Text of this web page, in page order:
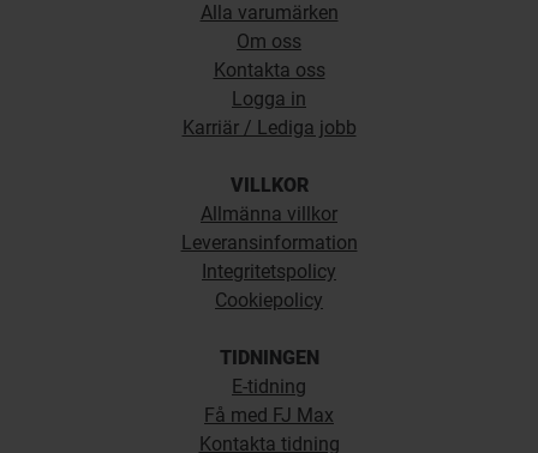
Alla varumärken
Om oss
Kontakta oss
Logga in
Karriär / Lediga jobb
VILLKOR
Allmänna villkor
Leveransinformation
Integritetspolicy
Cookiepolicy
TIDNINGEN
E-tidning
Få med FJ Max
Kontakta tidning